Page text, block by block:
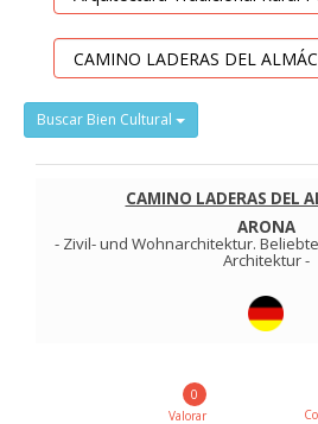
Buscar Bien Cultural
CAMINO LADERAS DEL
ARONA
- Zivil- und Wohnarchitektur.
Architektur-
0
Valorar